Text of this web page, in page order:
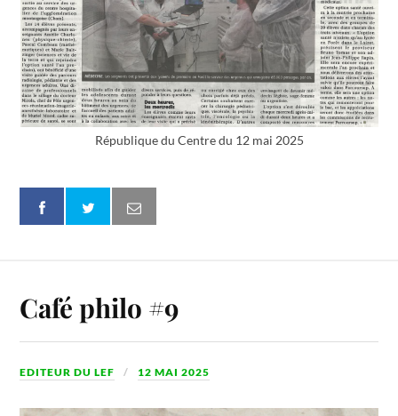
République du Centre du 12 mai 2025
Café philo #9
EDITEUR DU LEF 12 MAI 2025